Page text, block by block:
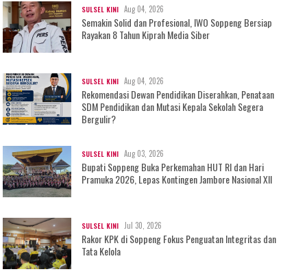
SULSEL KINI Aug 04, 2026
Semakin Solid dan Profesional, IWO Soppeng Bersiap
Rayakan 8 Tahun Kiprah Media Siber
SULSEL KINI Aug 04, 2026
Rekomendasi Dewan Pendidikan Diserahkan, Penataan
SDM Pendidikan dan Mutasi Kepala Sekolah Segera
Bergulir?
SULSEL KINI Aug 03, 2026
Bupati Soppeng Buka Perkemahan HUT RI dan Hari
Pramuka 2026, Lepas Kontingen Jambore Nasional XII
SULSEL KINI Jul 30, 2026
Rakor KPK di Soppeng Fokus Penguatan Integritas dan
Tata Kelola